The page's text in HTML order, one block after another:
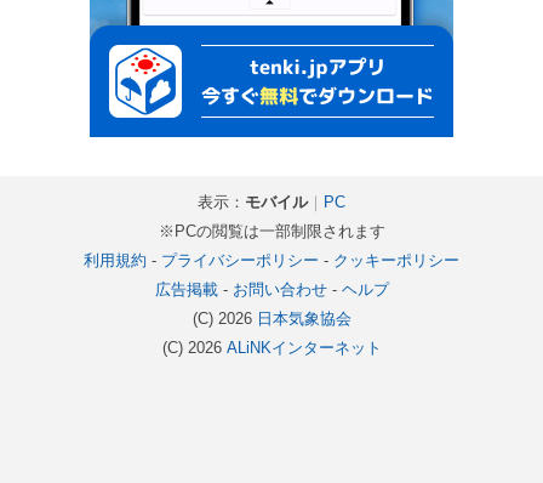
表示： モバイル｜
PC
※PCの閲覧は一部制限されます
利用規約 - プライバシーポリシー - クッキーポリシー
広告掲載- お問い合わせ- ヘルプ
(C) 2026 日本気象協会
(C) 2026 ALiNKインターネット